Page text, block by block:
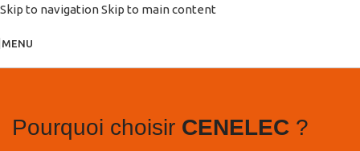
Skip to navigationSkip to main content
MENU
Pourquoi choisir CENELEC ?